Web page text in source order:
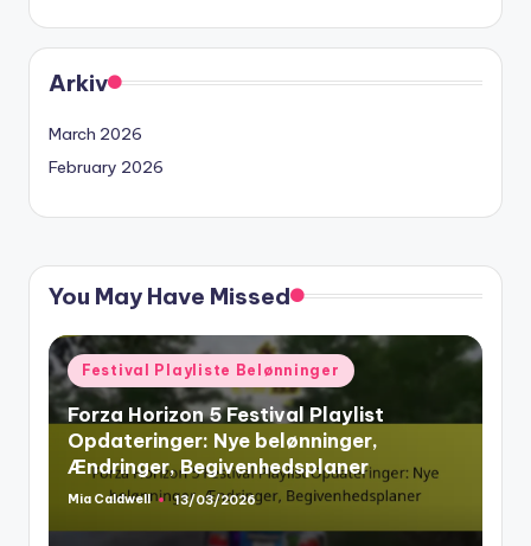
Arkiv
March 2026
February 2026
You May Have Missed
Posted
in
Festival Playliste Belønninger
Forza Horizon 5 Festival Playlist
Opdateringer: Nye belønninger,
Ændringer, Begivenhedsplaner
Posted
Mia Caldwell 13/03/2026